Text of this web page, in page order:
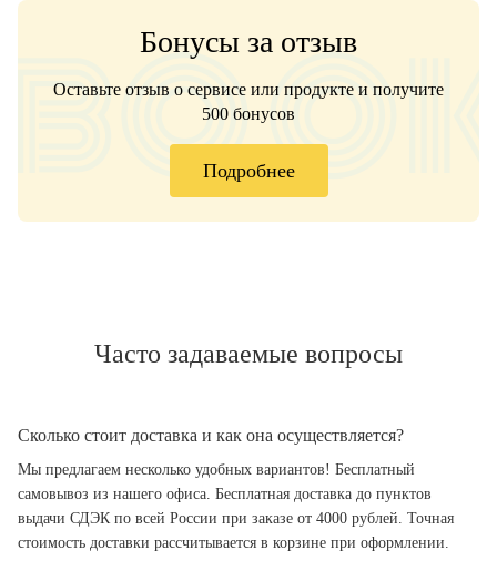
Бонусы за отзыв
Оставьте отзыв о сервисе или продукте и получите
500 бонусов
Подробнее
Часто задаваемые вопросы
Сколько стоит доставка и как она осуществляется?
Мы предлагаем несколько удобных вариантов! Бесплатный
самовывоз из нашего офиса. Бесплатная доставка до пунктов
выдачи СДЭК по всей России при заказе от 4000 рублей. Точная
стоимость доставки рассчитывается в корзине при оформлении.